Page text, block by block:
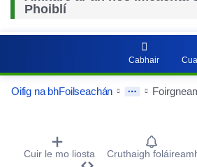
Phoiblí
Cabhair
Oifig na bhFoilseachán
Procurement Detail
Cuir le mo liosta Cruthaigh